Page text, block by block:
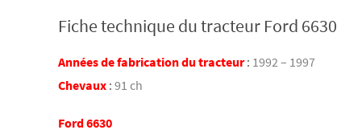
Fiche technique du tracteur Ford 6630
Années de fabrication du tracteur: 1992 – 1997
Chevaux : 91 ch
Ford 6630